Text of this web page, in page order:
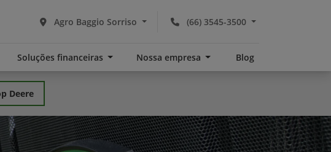
(66) 3545-3500
Agro Baggio Sorriso
Soluções financeiras Nossa empresa Blog
Deere